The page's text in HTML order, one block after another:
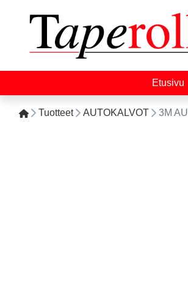
Etusivu
Tuotteet AUTOKALVOT 3M